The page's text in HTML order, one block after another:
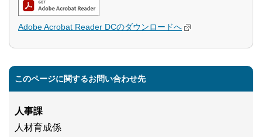
Adobe Acrobat Reader DCのダウンロードへ
このページに関するお問い合わせ先
人事課
人材育成係